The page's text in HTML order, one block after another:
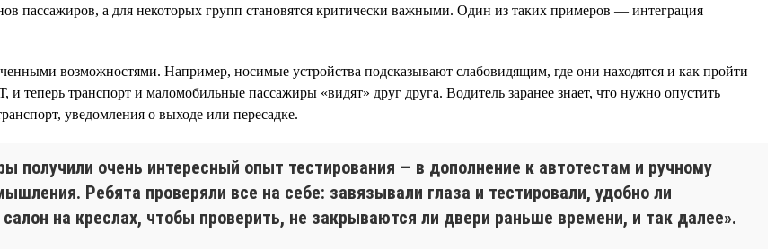
а для некоторых групп становятся критически важными. Один из таких примеров — интеграция
возможностями. Например, носимые устройства подсказывают слабовидящим, где они находятся и как пройти
транспорт и маломобильные пассажиры «видят» друг друга. Водитель заранее знает, что нужно опустить
уведомления о выходе или пересадке.
получили очень интересный опыт тестирования — в дополнение к автотестам и ручному
Ребята проверяли все на себе: завязывали глаза и тестировали, удобно ли
на креслах, чтобы проверить, не закрываются ли двери раньше времени, и так далее».